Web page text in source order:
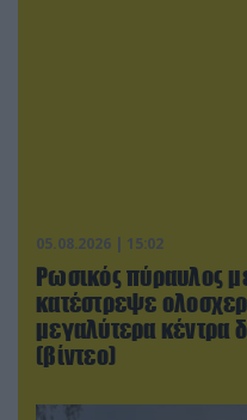
05.08.2026 | 15:02
Ρωσικός πύραυλος
κατέστρεψε
μεγαλύτερα κέντρα
(βίντεο)